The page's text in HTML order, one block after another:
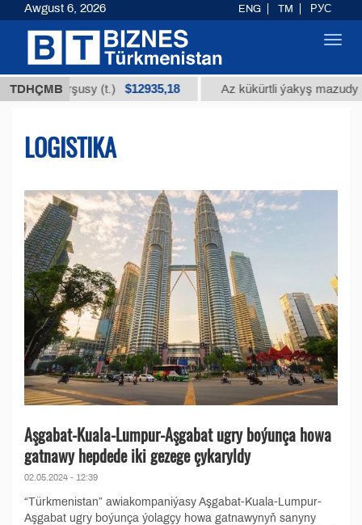
TDHÇMB
turşusy (t.) $12935,18 Az kükürtli ýakyş mazudy (t.) $300
LOGISTIKA
Aşgabat-Kuala-Lumpur-Aşgabat ugry boýunça howa
gatnawy hepdede iki gezege çykaryldy
02.05.2024 - 12:39
“Türkmenistan” awiakompaniýasy Aşgabat-Kuala-Lumpur-
Aşgabat ugry boýunça ýolagçy howa gatnawynyň sanyny
Awgust 6, 2026 ENG TM РУС